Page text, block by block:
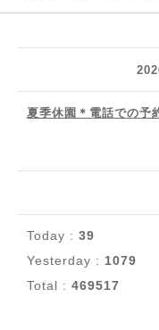
夏季休園＊電話での予
Today : 39
Yesterday : 1079
Total : 469517